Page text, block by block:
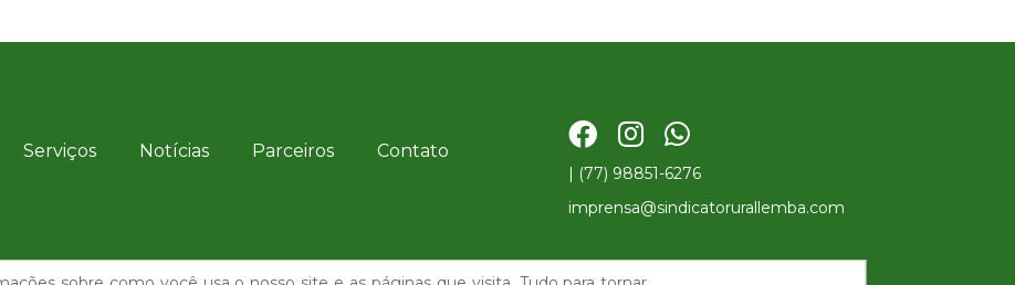
Serviços Notícias Parceiros Contato
| (77) 98851-6276
imprensa@sindicatorurallemba.com